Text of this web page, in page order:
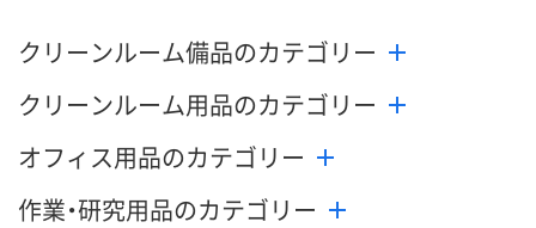
クリーンルーム備品のカテゴリー
クリーンルーム用品のカテゴリー
オフィス用品のカテゴリー
作業・研究用品のカテゴリー